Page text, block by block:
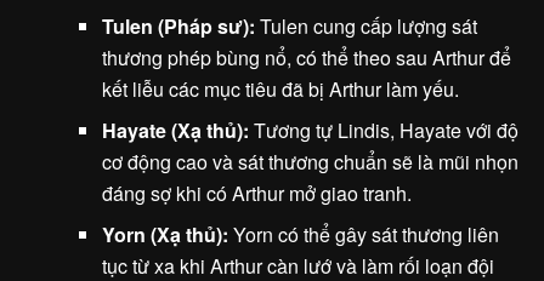
Tulen (Pháp sư): Tulen cung cấp lượng sát
thương phép bùng nổ, có thể theo sau Arthur để
kết liễu các mục tiêu đã bị Arthur làm yếu.
Hayate (Xạ thủ): Tương tự Lindis, Hayate với độ
cơ động cao và sát thương chuẩn sẽ là mũi nhọn
đáng sợ khi có Arthur mở giao tranh.
Yorn (Xạ thủ): Yorn có thể gây sát thương liên
tục từ xa khi Arthur càn lướ và làm rối loạn đội